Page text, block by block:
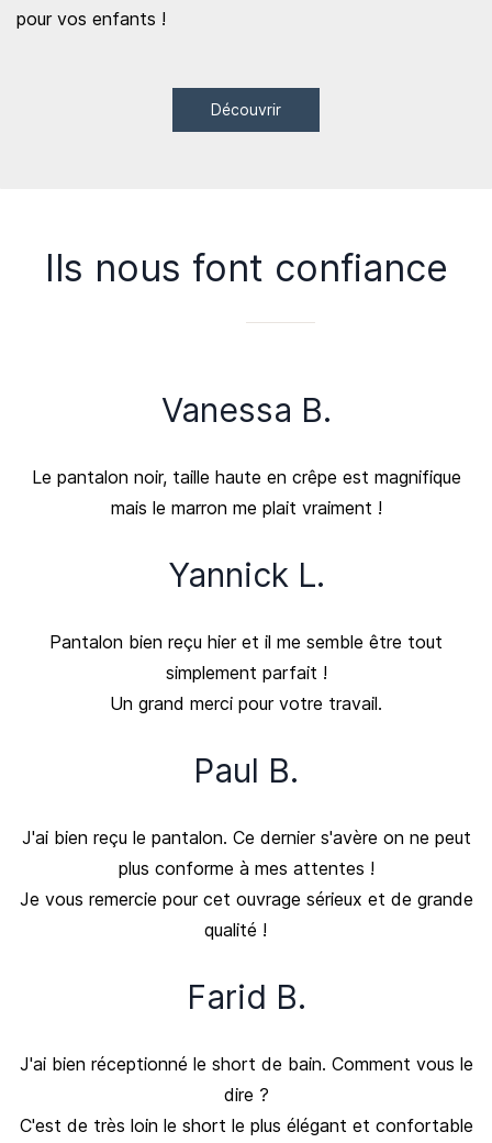
pour vos enfants !
Découvrir
Ils nous font confiance
Vanessa B.
Le pantalon noir, taille haute en crêpe est magnifique
mais le marron me plait vraiment !
Yannick L.
Pantalon bien reçu hier et il me semble être tout
simplement parfait !
Un grand merci pour votre travail.
Paul B.
J'ai bien reçu le pantalon. Ce dernier s'avère on ne peut
plus conforme à mes attentes !
Je vous remercie pour cet ouvrage sérieux et de grande
qualité !
Farid B.
J'ai bien réceptionné le short de bain. Comment vous le
dire ?
C'est de très loin le short le plus élégant et confortable